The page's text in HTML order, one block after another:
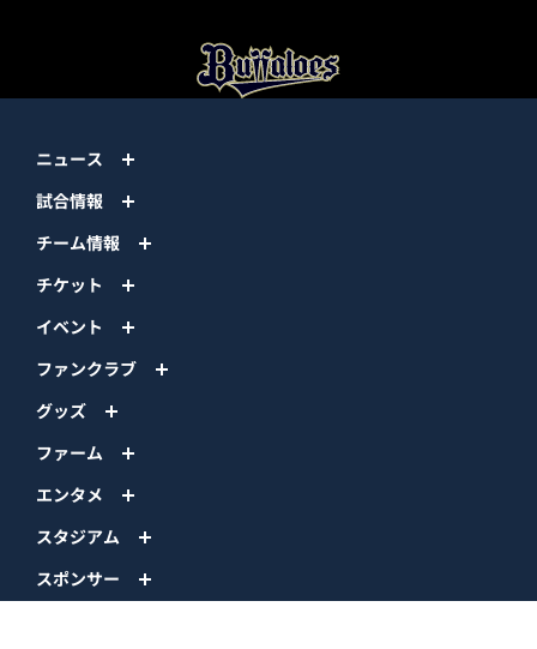
ニュース
試合情報
チーム情報
チケット
イベント
ファンクラブ
グッズ
ファーム
エンタメ
スタジアム
スポンサー